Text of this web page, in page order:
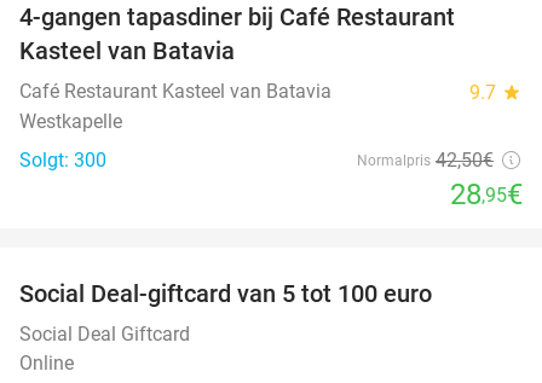
4-gangen tapasdiner bij Café Restaurant
Kasteel van Batavia
Café Restaurant Kasteel van Batavia 9.7 star
Westkapelle
Solgt: 300
Normalpris 42,50€
28,95€
Social Deal-giftcard van 5 tot 100 euro
Social Deal Giftcard
Online